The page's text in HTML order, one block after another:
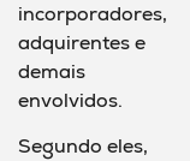
incorporadores,
adquirentes e
demais
envolvidos.
Segundo eles,